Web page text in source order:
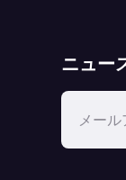
ニュー